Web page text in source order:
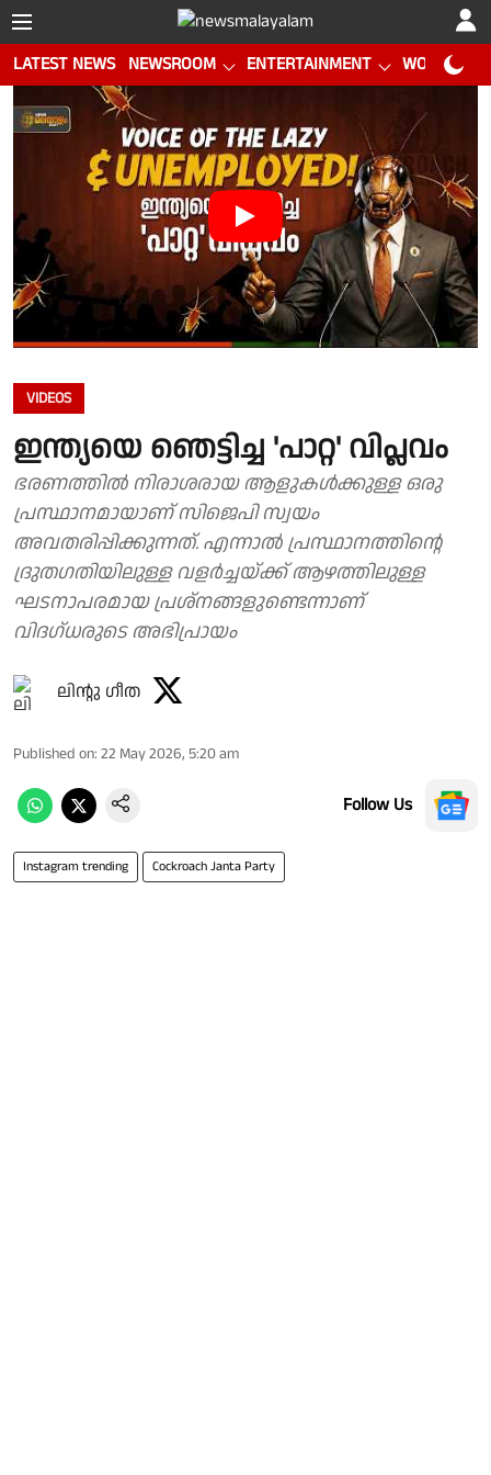
LATEST NEWS NEWSROOM ENTERTAINMENT WORLD CUP
VIDEOS
ഇന്ത്യയെ ഞെട്ടിച്ച 'പാറ്റ' വിപ്ലവം
ഭരണത്തിൽ നിരാശരായ ആളുകൾക്കുള്ള ഒരു
പ്രസ്ഥാനമായാണ് സിജെപി സ്വയം
അവതരിപ്പിക്കുന്നത്. എന്നാൽ പ്രസ്ഥാനത്തിന്റെ
ദ്രുതഗതിയിലുള്ള വളർച്ചയ്ക്ക് ആഴത്തിലുള്ള
ഘടനാപരമായ പ്രശ്നങ്ങളുണ്ടെന്നാണ്
വിദഗ്ധരുടെ അഭിപ്രായം
ലിൻ്റു ഗീത
Published on: 22 May 2026, 5:20 am
Follow Us
Instagram trending Cockroach Janta Party